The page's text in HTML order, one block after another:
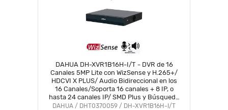
DAHUA DH-XVR1B16H-I/T - DVR de 16
Canales 5MP Lite con WizSense y H.265+/
HDCVI X PLUS/ Audio Bidireccional en los
16 Canales/Soporta 16 canales + 8 IP, o
hasta 24 canales IP/ SMD Plus y Búsqueda
Int. de Humanos y Vehículos/Compatible
DAHUA / DHT0370059 / DH-XVR1B16H-I/T